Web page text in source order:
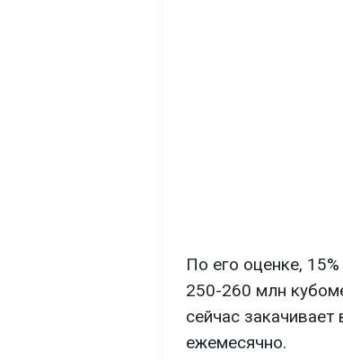
По его оценке,
250-260 млн
сейчас
ежемесячно.